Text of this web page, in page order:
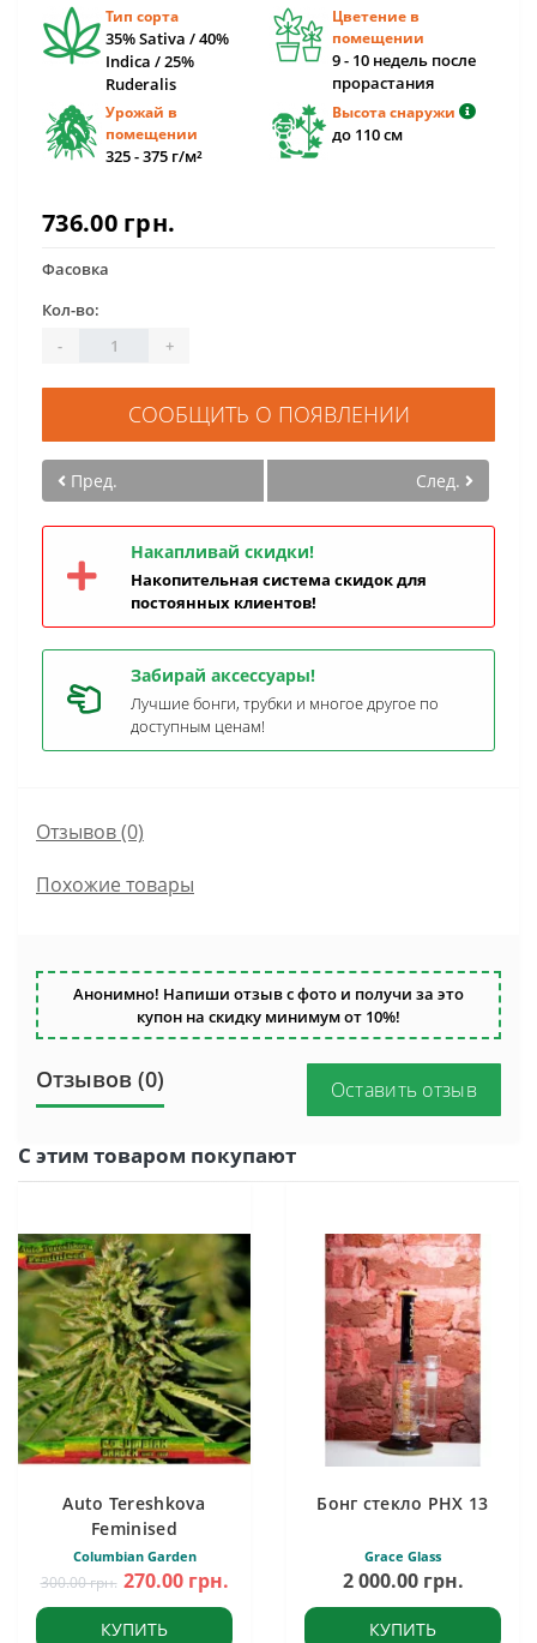
Тип сорта
35% Sativa / 40%
Indica / 25%
Ruderalis
Цветение в
помещении
9 - 10 недель после
прорастания
Урожай в
помещении
325 - 375 г/м²
Высота снаружи
до 110 см
736.00 грн.
Фасовка
Кол-во:
-
+
СООБЩИТЬ О ПОЯВЛЕНИИ
Пред. След.
Накапливай скидки!
Накопительная система скидок для
постоянных клиентов!
Забирай аксессуары!
Лучшие бонги, трубки и многое другое по
доступным ценам!
Отзывов (0)
Похожие товары
Анонимно! Напиши отзыв с фото и получи за это
купон на скидку минимум от 10%!
Отзывов (0) Оставить отзыв
С этим товаром покупают
Auto Tereshkova
Feminised
Columbian Garden
300.00 грн. 270.00 грн.
КУПИТЬ
Бонг стекло PHX 13
Grace Glass
2 000.00 грн.
КУПИТЬ